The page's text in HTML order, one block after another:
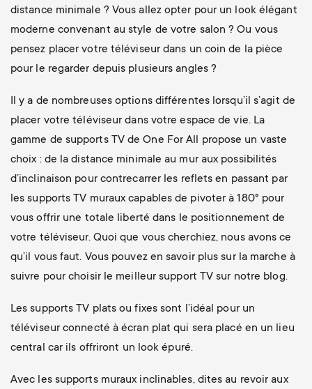
distance minimale ? Vous allez opter pour un look élégant
moderne convenant au style de votre salon ? Ou vous
pensez placer votre téléviseur dans un coin de la pièce
pour le regarder depuis plusieurs angles ?
Il y a de nombreuses options différentes lorsqu’il s’agit de
placer votre téléviseur dans votre espace de vie. La
gamme de supports TV de One For All propose un vaste
choix : de la distance minimale au mur aux possibilités
d’inclinaison pour contrecarrer les reflets en passant par
les supports TV muraux capables de pivoter à 180° pour
vous offrir une totale liberté dans le positionnement de
votre téléviseur. Quoi que vous cherchiez, nous avons ce
qu’il vous faut. Vous pouvez en savoir plus sur la marche à
suivre pour choisir le meilleur support TV sur notre blog.
Les supports TV plats ou fixes sont l’idéal pour un
téléviseur connecté à écran plat qui sera placé en un lieu
central car ils offriront un look épuré.
Avec les supports muraux inclinables, dites au revoir aux